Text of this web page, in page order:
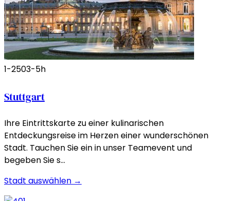
1-2503-5h
Stuttgart
Ihre Eintrittskarte zu einer kulinarischen
Entdeckungsreise im Herzen einer wunderschönen
Stadt. Tauchen Sie ein in unser Teamevent und
begeben Sie s…
Stadt auswählen →